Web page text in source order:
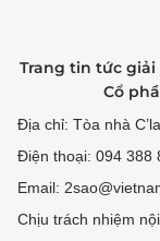
Trang tin tức
Cổ
Địa chỉ: Tòa nhà
Điện thoại: 094 388
Email:
Chịu trách nhiệm